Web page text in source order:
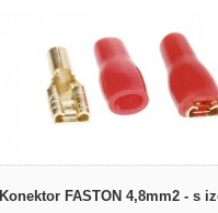
Konektor FASTON 4,8mm2 - s